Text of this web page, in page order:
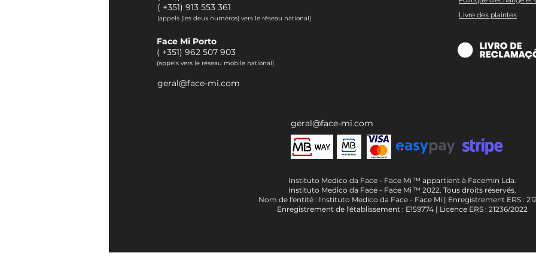
( +351) 913 553 361
(appels (les deux numéros) vers le réseau national)
Face Mi Porto
( +351) 962 507 903
(appels vers le réseau mobile national)
Livre des plaintes
geral@face-mi.com
geral@face-mi.com
Instituto Medico da Face - Face Mi ™ appartient à Facemin Lda.
Instituto Medico da Face - Face Mi ™ 2022. Tous droits réservés.
Nom de l'entité : Instituto Medico da Face - Face Mi | Enregistrement ERS :
Enregistrement de l'établissement : E159774 | Licence ERS : 21236/2022